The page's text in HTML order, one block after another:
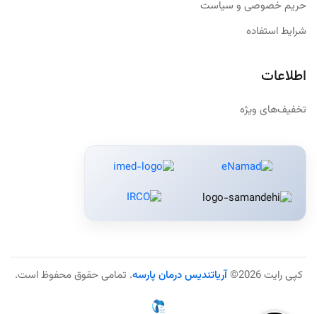
حریم خصوصی و سیاست
شرایط استفاده
اطلاعات
تخفیف‌های ویژه
کپی رایت 2026© آریاتندیس درمان پارسه. تمامی حقوق محفوظ است.